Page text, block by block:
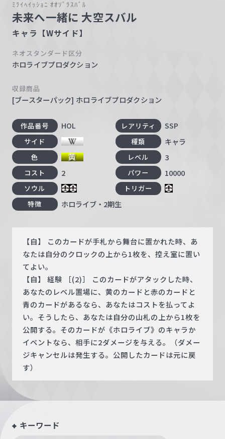
ﾐﾗｲﾍｲｯｼｮﾆ ｵｵｿﾞﾗｽﾊﾞﾙ
未来へ一緒に 大空スバル
キャラ【Wサイド】
ネオスタンダード区分
ホロライブプロダクション
収録商品
[ブースターパック] ホロライブプロダクション
作品番号 HOL レアリティ SSP
サイド 種類 キャラ
色 レベル 3
コスト 2 パワー 10000
ソウル
トリガー
特徴
ホロライブ・2期生
【自】 このカードが手札から舞台に置かれた時、あ
なたは自分のクロックの上から1枚を、控え室に置い
てよい。
【自】 経験 ［(2)］ このカードがアタックした時、
あなたのレベル置場に、黄のカードと赤のカードと
青のカードがあるなら、あなたはコストを払ってよ
い。そうしたら、あなたは自分の山札の上から1枚を
公開する。そのカードが《ホロライブ》のキャラか
イベントなら、相手に2ダメージを与える。（ダメー
ジキャンセルは発生する。公開したカードは元に戻
す）
キーワード